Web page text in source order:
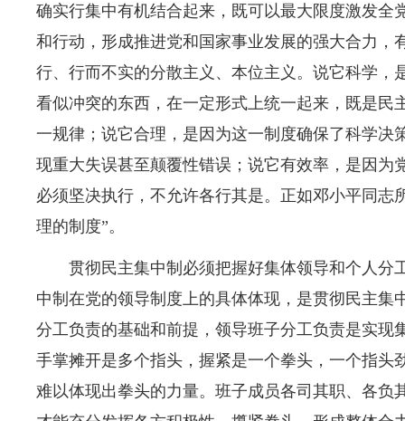
确实行集中有机结合起来，既可以最大限度激发全
和行动，形成推进党和国家事业发展的强大合力，
行、行而不实的分散主义、本位主义。说它科学，
看似冲突的东西，在一定形式上统一起来，既是民
一规律；说它合理，是因为这一制度确保了科学决
现重大失误甚至颠覆性错误；说它有效率，是因为
必须坚决执行，不允许各行其是。正如邓小平同志
理的制度”。
贯彻民主集中制必须把握好集体领导和个人分
中制在党的领导制度上的具体体现，是贯彻民主集
分工负责的基础和前提，领导班子分工负责是实现
手掌摊开是多个指头，握紧是一个拳头，一个指头
难以体现出拳头的力量。班子成员各司其职、各负